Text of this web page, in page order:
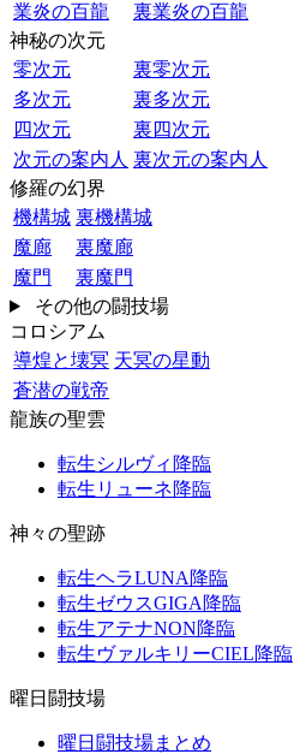
業炎の百龍
裏業炎の百龍
神秘の次元
零次元
裏零次元
多次元
裏多次元
四次元
裏四次元
次元の案内人 裏次元の案内人
修羅の幻界
機構城 裏機構城
魔廊
裏魔廊
魔門
裏魔門
その他の闘技場
コロシアム
導煌と壊冥 天冥の星動
蒼潜の戦帝
龍族の聖雲
転生シルヴィ降臨
転生リューネ降臨
神々の聖跡
転生ヘラLUNA降臨
転生ゼウスGIGA降臨
転生アテナNON降臨
転生ヴァルキリーCIEL降臨
曜日闘技場
曜日闘技場まとめ